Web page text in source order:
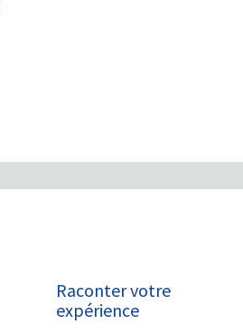
Raconter votre
expérience